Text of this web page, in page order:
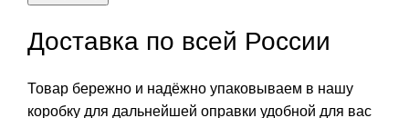
Доставка по всей России
Товар бережно и надёжно упаковываем в нашу
коробку для дальнейшей оправки удобной для вас